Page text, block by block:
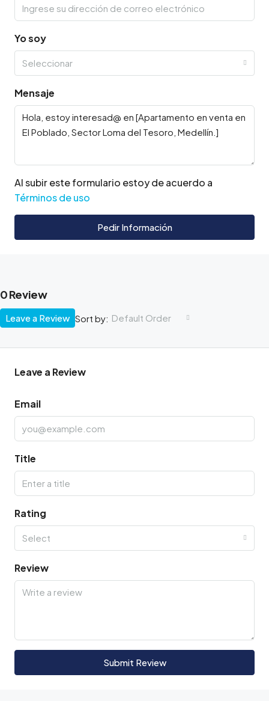
Yo soy
Seleccionar
Mensaje
Al subir este formulario estoy de acuerdo a
Términos de uso
Pedir Información
0 Review
Sort by: Default Order
Leave a Review
Leave a Review
Email
Title
Rating
Select
Review
Submit Review